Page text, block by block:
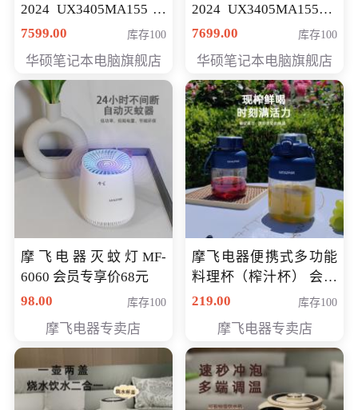
2024 UX3405MA155冰
川银 oled 智慧轻薄本 会
7599.00 库存100
华硕笔记本电脑旗舰店
2024 UX3405MA155夜
空蓝 oled 智慧轻薄本 会
7699.00 库存100
华硕笔记本电脑旗舰店
摩飞电器灭蚊灯MF-
6060 会员专享价68元
98.00
库存100
摩飞电器专卖店
摩飞电器便携式多功能
料理杯（榨汁杯） 会员
专享价118元
219.00 库存100
摩飞电器专卖店